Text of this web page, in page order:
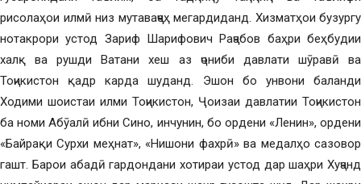
рисолаҳои илмӣ низ мутаваҷҷеҳ мегардиданд. Хизматҳои бузургу
нотакрори устод Зариф Шарифович Раҷабов баҳри беҳбудии
халқ ва рушди Ватани хеш аз ҷониби давлати шӯравӣ ва
Тоҷикистон қадр карда шуданд. Эшон бо унвони баланди
Ходими шоистаи илми Тоҷикистон, Ҷоизаи давлатии Тоҷикистон
ба номи Абӯалӣ ибни Сино, инчунин, бо ордени «Ленин», ордени
«Байрақи Сурхи меҳнат», «Нишони фахрӣ» ва медалҳо сазовор
гашт. Барои абадӣ гардондани хотираи устод дар шаҳри Хуҷанд